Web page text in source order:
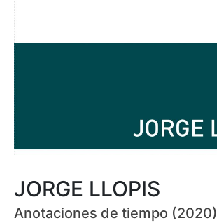
JORGE LLOPIS
Anotaciones de tiempo (2020)